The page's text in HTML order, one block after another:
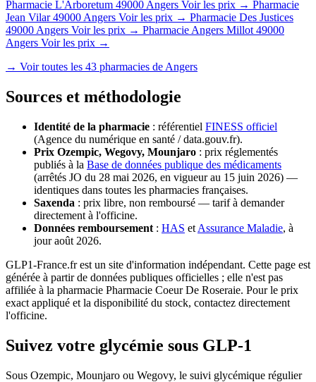
Pharmacie L'Arboretum 49000 Angers Voir les prix → Pharmacie
Jean Vilar 49000 Angers Voir les prix → Pharmacie Des Justices
49000 Angers Voir les prix → Pharmacie Angers Millot 49000
Angers Voir les prix →
→ Voir toutes les 43 pharmacies de Angers
Sources et méthodologie
Identité de la pharmacie : référentiel FINESS officiel
(Agence du numérique en santé / data.gouv.fr).
Prix Ozempic, Wegovy, Mounjaro : prix réglementés
publiés à la Base de données publique des médicaments
(arrêtés JO du 28 mai 2026, en vigueur au 15 juin 2026) —
identiques dans toutes les pharmacies françaises.
Saxenda : prix libre, non remboursé — tarif à demander
directement à l'officine.
Données remboursement : HAS et Assurance Maladie, à
jour août 2026.
GLP1-France.fr est un site d'information indépendant. Cette page est
générée à partir de données publiques officielles ; elle n'est pas
affiliée à la pharmacie Pharmacie Coeur De Roseraie. Pour le prix
exact appliqué et la disponibilité du stock, contactez directement
l'officine.
Suivez votre glycémie sous GLP-1
Sous Ozempic, Mounjaro ou Wegovy, le suivi glycémique régulier